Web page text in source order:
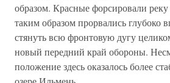
образом. Красные форсировали
таким образом прорвались глубоко
стянуть всю фронтовую дугу
новый передний край обороны.
положение здесь оказалось более